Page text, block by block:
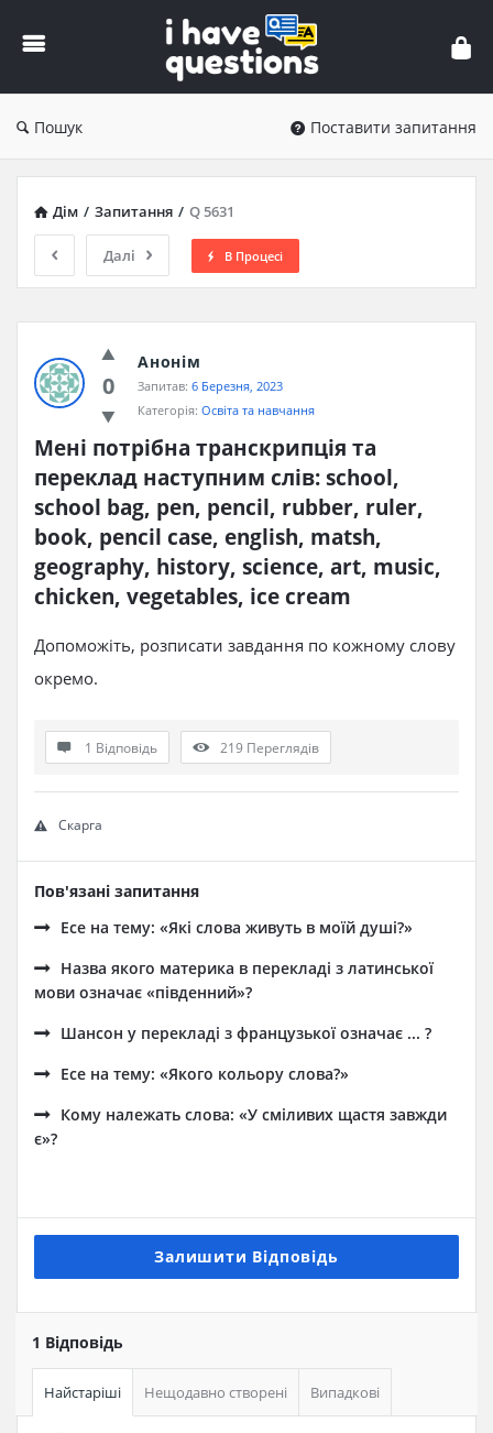
iHaveQuestions
Пошук Поставити запитання
Дім / Запитання / Q 5631
Далі В Процесі
0
Анонім
Запитав: 6 Березня, 2023
Категорія: Освіта та навчання
Мені потрібна транскрипція та
переклад наступним слів: school,
school bag, pen, pencil, rubber, ruler,
book, pencil case, english, matsh,
geography, history, science, art, music,
chicken, vegetables, ice cream
Допоможіть, розписати завдання по кожному слову
окремо.
1 Відповідь 219 Переглядів
Скарга
Пов'язані запитання
Есе на тему: «Які слова живуть в моїй душі?»
Назва якого материка в перекладі з латинської
мови означає «південний»?
Шансон у перекладі з французької означає ... ?
Есе на тему: «Якого кольору слова?»
Кому належать слова: «У сміливих щастя завжди
є»?
Залишити Відповідь
1 Відповідь
Найстаріші Нещодавно створені Випадкові